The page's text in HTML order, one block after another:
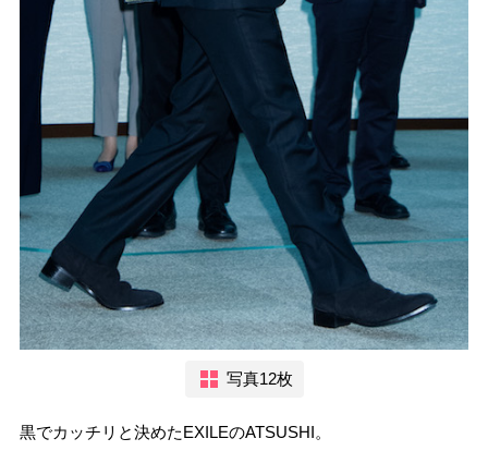
写真12枚
黒でカッチリと決めたEXILEのATSUSHI。